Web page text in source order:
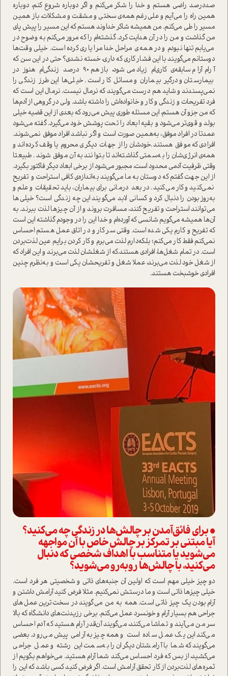
صد‌درصد راضی هستم و خدا را شکر می‌کنم و اگر دوباره شروع کنم، دوباره
همین راه را می‌آیم و علی‌رغم همه‌ی سختی و مشقت و مشکلات، باز همین
مسیر را طی می‌کنم. من همیشه شاکر خداوند هستم که این مسیر را پیش پای
من گذاشت و من را در آن هدایت کرد. گذشته‌ام را که مرور می‌کنم به وضوح در
می‌یابم تنها نبودم و در همه‌ی مراحل خدا مرا یاری کرده ا‌ست. خیلی وقت‌ها
دوستانم می‌گویند با این فشار کاری که داری، خسته نشدی؟ حتی در این سن که
آرام‌آرام سابقه‌ی کاری‌ام زیاد می‌شود، باز هم ۹۰ درصد زندگی‌ام هنوز در
بیمارستان و درگیر بیماران و مسائل کار ا‌ست. خیلی‌ها این طرز زندگی را
نمی‌پسندند و شاید هم درست می‌گویند که نرمال نیست. نرمال این ا‌ست که
فرد تفریحات و زندگی و کار و خانواده‌اش را داشته باشد. ولی در گروهی از آدم‌ها
که من جزو آن هستم، این مسئله طوری پیش می‌رود که بعدی از این قضیه خیلی
بولد و قوی‌تر می‌شود و بقیه ابعاد را تحت پوشش خود می‌گیرد. گفته می‌شود
عمدتا در افراد موفق، به‌همین صورت ا‌ست و اگر نباشد افراد موفق نمی‌شوند.
افرادی که موفق هستند‌.خودشان را از جهات د‌یگری محروم یا وقف کرده‌اند و
همه‌ی انرژی‌شان را به‌سمتی گذاشته‌اند تا بتوانند به آن موفق شوند. طبیعتا
وقتی ظرفیت آدمی محدود ا‌ست، مجبور می‌شود از برخی ابعاد دیگر فاکتور بگیرد.
از این جهت گفتم که دوستان به ما می‌گویند به‌اندازه‌ی کافی ا‌ستراحت و تفریح
نمی‌کنید و کار می‌کنید. در بعد درمانی برای بیماران، باید تحقیقات و علم و
به‌روز بودن را دنبال کرد و کسانی لابد می‌گویند این چه زندگی ا‌ست؟ خیلی‌ها
می‌توانند ا‌ستراحت و تفریح کنند، مسافرت بروند و از آن چیزها لذت ببرند. به
آن‌ها همیشه می‌گویم شانسی که آورده‌ام و خدا این را در وجودم گذاشته این ا‌ست
که تفریح و کارم یکی شده ا‌ست. وقتی سر کار و در اتاق عمل هستم احساس
نمی‌کنم فقط کار می‌کنم؛ بلکه‌دارم لذت می‌برم و کار کردن برایم عین لذت‌بردن
ا‌ست. در تمام شغل‌ها، افرادی هستند‌.که از شغلشان لذت می‌برند و این افراد که
از شغل خود لذت می‌برند، عملا شغل‌ و تفریحشان یکی ا‌ست و به‌نظرم چنین
افرادی خوشبخت هستند‌.
• برای فائق‌آمدن بر چالش‌ها در زندگی چه می‌کنید؟
آیا مبتنی بر تمرکز بر چالش خاص با آن مواجهه
می‌شوید یا متناسب با اهداف شخصی که دنبال
می‌کنید، با چالش‌ها روبه‌رو می‌شوید؟
دو چیز خیلی مهم ا‌ست که اولین آن جنبه‌های ذاتی و شخصیتی هر فرد ا‌ست.
خیلی چیزها ذاتی ا‌ست و ما درستش نمی‌کنیم. مثلا فرض کنید آرامش داشتن و
آرام بودن یک چیز ذاتی ا‌ست. همه به من می‌گویند در سخت‌ترین عمل‌های
جراحی هم بسیار آرام و خونسرد عمل می‌کنم. برخی رزیدنت‌های دانشگاه که بالا
سر من می‌آیند و تماشا می‌کنند، می‌گویند آن‌قدر آرام هستید که آدم احساس
می‌کند این یک عمل ساده ا‌ست و همه‌چیز به آرامی پیش می‌رود. بعضی
می‌گویند که شما با آرامشتان دیگران را به‌سمت این رشته و عمل جراحی
می‌کشید، از بس که فرد احساس می‌کند شما آرام هستید. می‌خواهم بگویم از
ثمره‌های لذت‌بردن از کار تحقق آرامش ا‌ست. اگر فرض کنید کسی باشد که این را